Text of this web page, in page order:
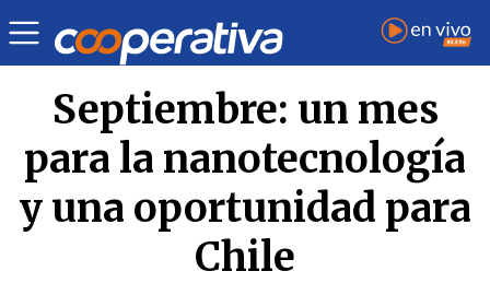
Opinión | Ciencia y tecnología | Juliano Casagrande Denardin
Septiembre: un mes
para la nanotecnología
y una oportunidad para
Chile